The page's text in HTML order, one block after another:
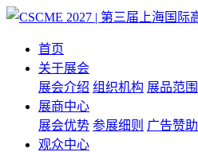
首页
关于展会
展会介绍 组织机构 展品范围
展商中心
展会优势 参展细则 广告赞助
观众中心